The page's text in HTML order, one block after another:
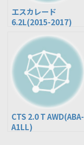
エスカレード
6.2L(2015-2017)
CTS 2.0 T AWD(ABA-
A1LL)